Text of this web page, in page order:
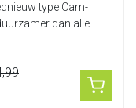
type Cam-
dan alle